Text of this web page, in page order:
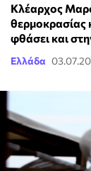
Κλέαρχος
θερμοκρασίας
φθάσει και
Ελλάδα